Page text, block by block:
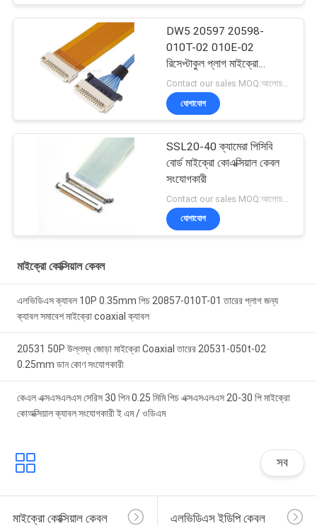
DW5 20597 20598-
010T-02 010E-02
রিসেপ্টাকুল প্লাগ মাইক্রো
কোএক্সিয়াল ক্যাবল
Contact our sales MOQ:আলোচনাযোগ্য
যোগাযোগ
SSL20-40 ক্যামেরা পিসিবি
বোর্ড মাইক্রো কোএক্সিয়াল কেবল
সংযোগকারী
যোগাযোগ
মাইক্রো কোক্সিয়াল কেবল
এলভিডিএস ক্যাবল 10P 0.35mm পিচ 20857-010T-01 তারের প্লাগ জন্য
ক্যাবল সমাবেশ মাইক্রো coaxial ক্যাবল
20531 50P উল্লম্ব জোড়া মাইক্রো Coaxial তারের 20531-050t-02
0.25mm ডান কোণ সংযোগকারী
কেএল এক্সএসএলএস সেরিস 30 পিন 0.25 মিমি পিচ এক্সএসএলএস 20-30 পি মাইক্রো
কোঅক্সিয়াল ক্যাবল সংযোগকারী ই এম / ওডিএম
সব
মাইক্রো কোক্সিয়াল কেবল এলভিডিএস ইডিপি কেবল